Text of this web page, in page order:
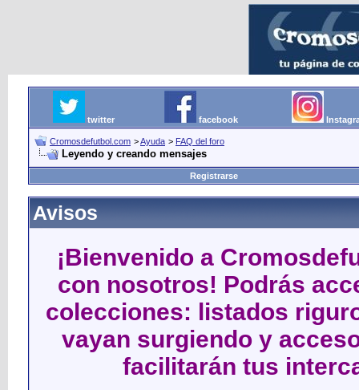
twitter facebook
Cromosdefutbol.com >Ayuda > FAQ del foro
Leyendo y creando mensajes
Registrarse
Avisos
¡Bienvenido a
con nosotros! Podrás
colecciones: listados
vayan surgiendo y
facilitarán tus